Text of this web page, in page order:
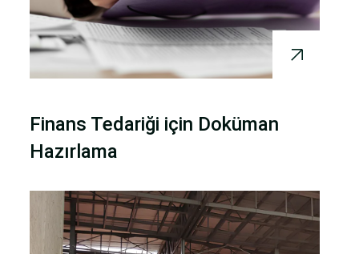
Finans Tedariği için Doküman
Hazırlama